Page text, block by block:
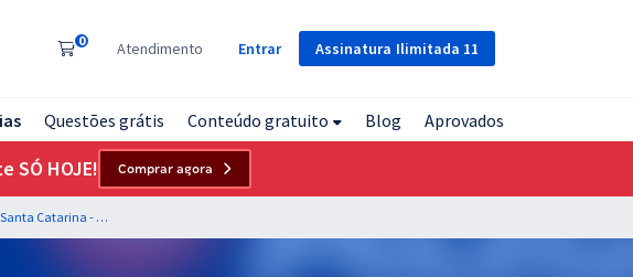
Assinatura Ilimitada 11
0 Atendimento Entrar
Questões grátis Conteúdo gratuito Blog Aprovados
SÓ HOJE! Comprar agora
MP SC - Ministério Público do Estado de Santa Catarina - Conhecimentos Básicos para os Cargos de Nível Superior (Módulo Especial) (Pré-Edital)